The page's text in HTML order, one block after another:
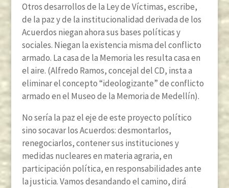
Otros desarrollos de la Ley de Víctimas, escribe,
de la paz y de la institucionalidad derivada de los
Acuerdos niegan ahora sus bases políticas y
sociales. Niegan la existencia misma del conflicto
armado. La casa de la Memoria les resulta casa en
el aire. (Alfredo Ramos, concejal del CD, insta a
eliminar el concepto “ideologizante” de conflicto
armado en el Museo de la Memoria de Medellín).
No sería la paz el eje de este proyecto político
sino socavar los Acuerdos: desmontarlos,
renegociarlos, contener sus instituciones y
medidas nucleares en materia agraria, en
participación política, en responsabilidades ante
la justicia. Vamos desandando el camino, dirá